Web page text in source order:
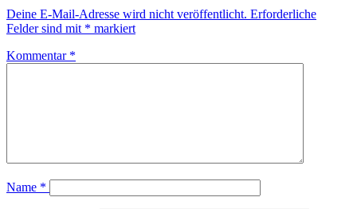
Deine E-Mail-Adresse wird nicht veröffentlicht. Erforderliche
Felder sind mit * markiert
Kommentar *
Name *